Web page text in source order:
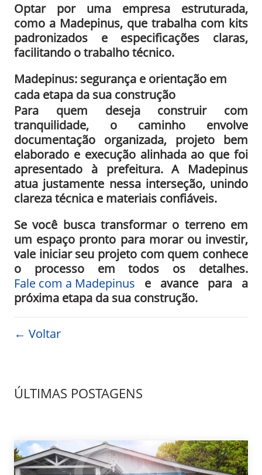
Optar por uma empresa estruturada,
como a Madepinus, que trabalha com kits
padronizados e especificações claras,
facilitando o trabalho técnico.
Madepinus: segurança e orientação em
cada etapa da sua construção
Para quem deseja construir com
tranquilidade, o caminho envolve
documentação organizada, projeto bem
elaborado e execução alinhada ao que foi
apresentado à prefeitura. A Madepinus
atua justamente nessa interseção, unindo
clareza técnica e materiais confiáveis.
Se você busca transformar o terreno em
um espaço pronto para morar ou investir,
vale iniciar seu projeto com quem conhece
o processo em todos os detalhes.
Fale com a Madepinus e avance para a
próxima etapa da sua construção.
← Voltar
ÚLTIMAS POSTAGENS